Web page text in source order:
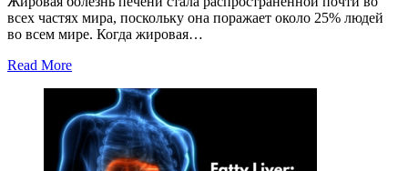
всех частях мира, поскольку она поражает около 25% людей
во всем мире. Когда жировая…
Read More